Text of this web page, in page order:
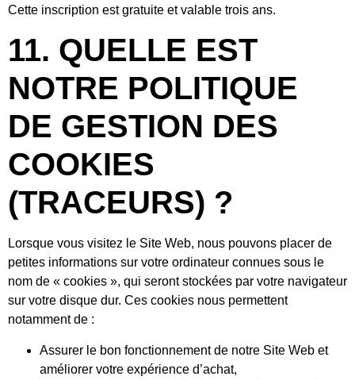
Cette inscription est gratuite et valable trois ans.
11. QUELLE EST
NOTRE POLITIQUE
DE GESTION DES
COOKIES
(TRACEURS) ?
Lorsque vous visitez le Site Web, nous pouvons placer de
petites informations sur votre ordinateur connues sous le
nom de « cookies », qui seront stockées par votre navigateur
sur votre disque dur. Ces cookies nous permettent
notamment de :
Assurer le bon fonctionnement de notre Site Web et
améliorer votre expérience d’achat,